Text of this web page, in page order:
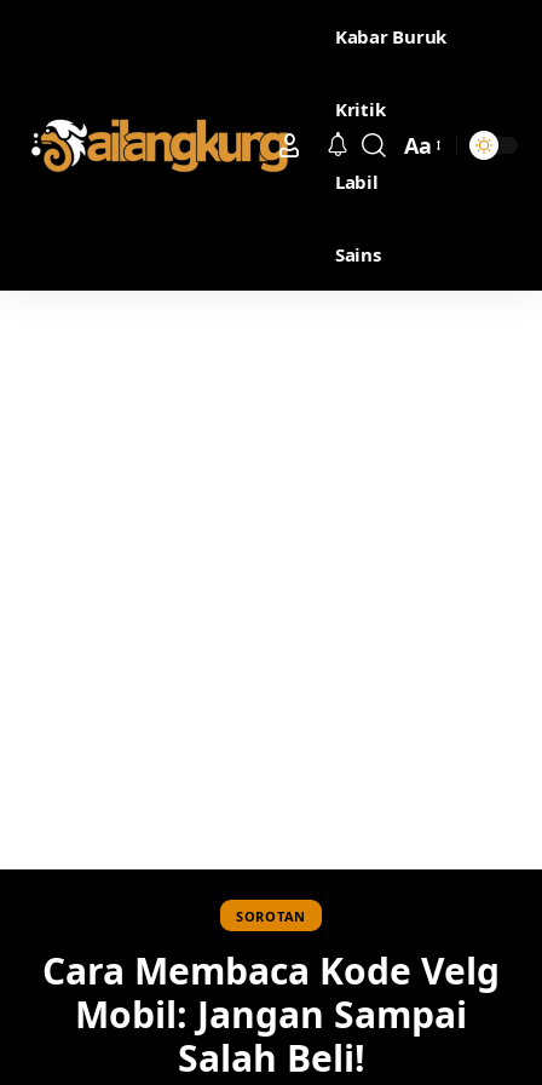
Kabar Buruk
Kritik
Labil
Sains
Aa
SOROTAN
Cara Membaca Kode Velg
Mobil: Jangan Sampai
Salah Beli!